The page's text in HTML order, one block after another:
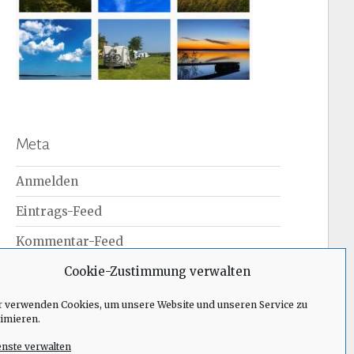
Cookie-Zustimmung verwalten
verwenden Cookies, um unsere Website und unseren Service zu
verwalten
Meta
Anmelden
Eintrags-Feed
Kommentar-Feed
WordPress.org